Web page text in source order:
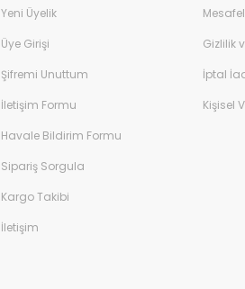
Yeni Üyelik
Üye Girişi
Şifremi Unuttum
İletişim Formu
Havale Bildirim Formu
Sipariş Sorgula
Kargo Takibi
İletişim
Gizlilik
İptal
Kişisel